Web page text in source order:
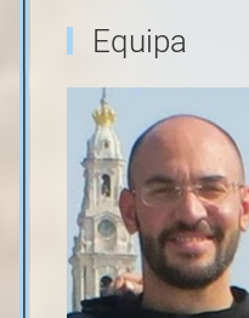
Equipa